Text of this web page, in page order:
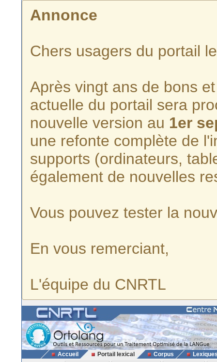
Annonce
Chers usagers du portail
Après vingt ans de bons
actuelle du portail sera
nouvelle version au 1er
une refonte complète de
supports (ordinateurs,
également de nouvelles
Vous pouvez tester la
En vous remerciant,
L'équipe du CNRTL
Accueil Portail lexical Corpus